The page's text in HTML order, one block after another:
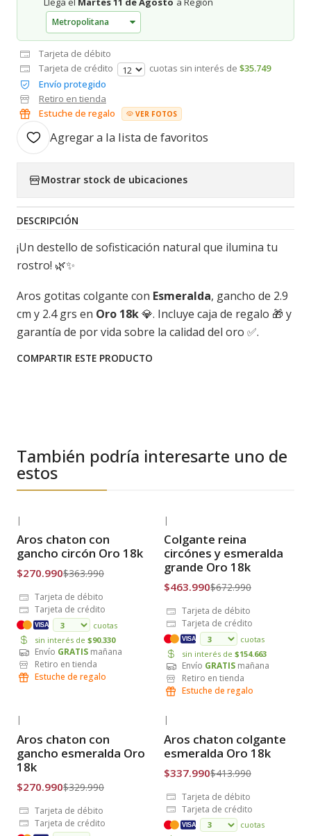
Tarjeta de débito
Tarjeta de crédito
cuotas sin interés de $35.749
Envío protegido
Retiro en tienda
Estuche de regalo
VER FOTOS
Agregar a la lista de favoritos
Mostrar stock de ubicaciones
DESCRIPCIÓN
¡Un destello de sofisticación natural que ilumina tu
rostro! 🌿✨
Aros gotitas colgante con Esmeralda, gancho de 2.9
cm y 2.4 grs en Oro 18k💎. Incluye caja de regalo 🎁 y
garantía de por vida sobre la calidad del oro ✅.
COMPARTIR ESTE PRODUCTO
También podría interesarte uno de
estos
Envío Gratis
|
Aros chaton con
gancho circón Oro 18k
$270.990$363.990
Tarjeta de débito
Tarjeta de crédito
VISA
cuotas
sin interés de $90.330
Envío GRATIS mañana
Retiro en tienda
Estuche de regalo
Envío Gratis
|
Colgante reina
circónes y esmeralda
grande Oro 18k
$463.990$672.990
Tarjeta de débito
Tarjeta de crédito
VISA
cuotas
sin interés de $154.663
Envío GRATIS mañana
Retiro en tienda
Estuche de regalo
Envío Gratis
|
Aros chaton con
gancho esmeralda Oro
18k
$270.990$329.990
Tarjeta de débito
Tarjeta de crédito
Envío Gratis
|
Aros chaton colgante
esmeralda Oro 18k
$337.990$413.990
Tarjeta de débito
Tarjeta de crédito
VISA
cuotas